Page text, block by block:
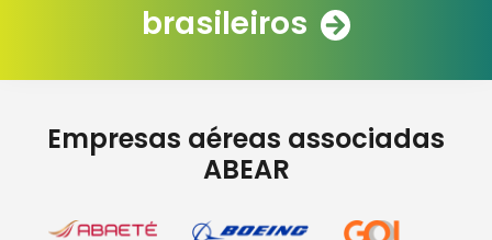
brasileiros
Empresas aéreas associadas
ABEAR